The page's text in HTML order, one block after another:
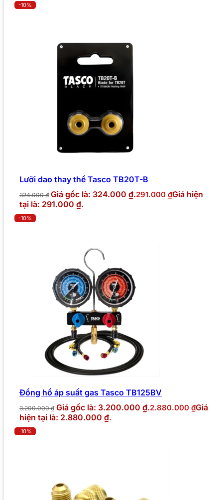
-10%
Lưỡi dao thay thế Tasco TB20T-B
324.000₫ Giá gốc là: 324.000 ₫.291.000 ₫Giá hiện
tại là: 291.000 ₫.
-10%
Đồng hồ áp suất gas Tasco TB125BV
3.200.000₫ Giá gốc là: 3.200.000 ₫.2.880.000 ₫Giá
hiện tại là: 2.880.000 ₫.
-10%